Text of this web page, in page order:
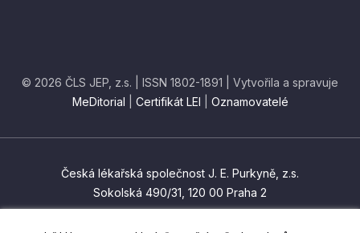
© 2026 ČLS JEP, z.s. | ISSN 1802-1891 | Vytvořila a spravuje
MeDitorial
Certifikát LEI Oznamovatelé
Česká lékařská společnost J. E. Purkyně, z.s.
Sokolská 490/31, 120 00 Praha 2